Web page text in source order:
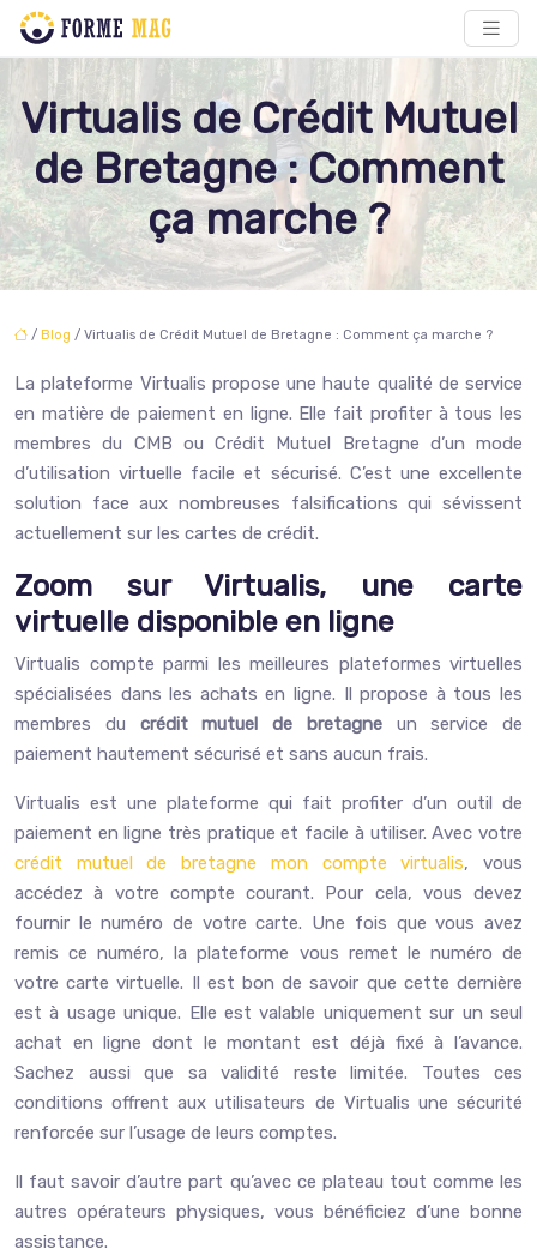
Virtualis de Crédit Mutuel
de Bretagne : Comment
ça marche ?
/ Blog / Virtualis de Crédit Mutuel de Bretagne : Comment ça marche ?
La plateforme Virtualis propose une haute qualité de service
en matière de paiement en ligne. Elle fait profiter à tous les
membres du CMB ou Crédit Mutuel Bretagne d’un mode
d’utilisation virtuelle facile et sécurisé. C’est une excellente
solution face aux nombreuses falsifications qui sévissent
actuellement sur les cartes de crédit.
Zoom sur Virtualis, une carte
virtuelle disponible en ligne
Virtualis compte parmi les meilleures plateformes virtuelles
spécialisées dans les achats en ligne. Il propose à tous les
membres du crédit mutuel de bretagneun service de
paiement hautement sécurisé et sans aucun frais.
Virtualis est une plateforme qui fait profiter d’un outil de
paiement en ligne très pratique et facile à utiliser. Avec votre
crédit mutuel de bretagne mon compte virtualis, vous
accédez à votre compte courant. Pour cela, vous devez
fournir le numéro de votre carte. Une fois que vous avez
remis ce numéro, la plateforme vous remet le numéro de
votre carte virtuelle. Il est bon de savoir que cette dernière
est à usage unique. Elle est valable uniquement sur un seul
achat en ligne dont le montant est déjà fixé à l’avance.
Sachez aussi que sa validité reste limitée. Toutes ces
conditions offrent aux utilisateurs de Virtualis une sécurité
renforcée sur l’usage de leurs comptes.
Il faut savoir d’autre part qu’avec ce plateau tout comme les
autres opérateurs physiques, vous bénéficiez d’une bonne
assistance.